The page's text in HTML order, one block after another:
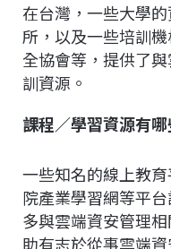
在台灣，一些大學
所，以及一些培訓
全協會等，提供了
訓資源。
課程／學習資源有
一些知名的線上教
院產業學習網等平
多與雲端資安管理
助有志於從事雲端